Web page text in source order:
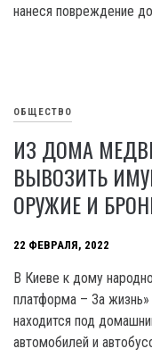
нанеся повреждение
ОБЩЕСТВО
ИЗ ДОМА
ВЫВОЗИТЬ
ОРУЖИЕ И
22 ФЕВРАЛЯ, 2022
В Киеве к дому
платформа – За
находится под
автомобилей и